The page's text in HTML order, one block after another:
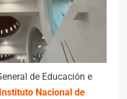
de Educación e
Instituto Nacional de